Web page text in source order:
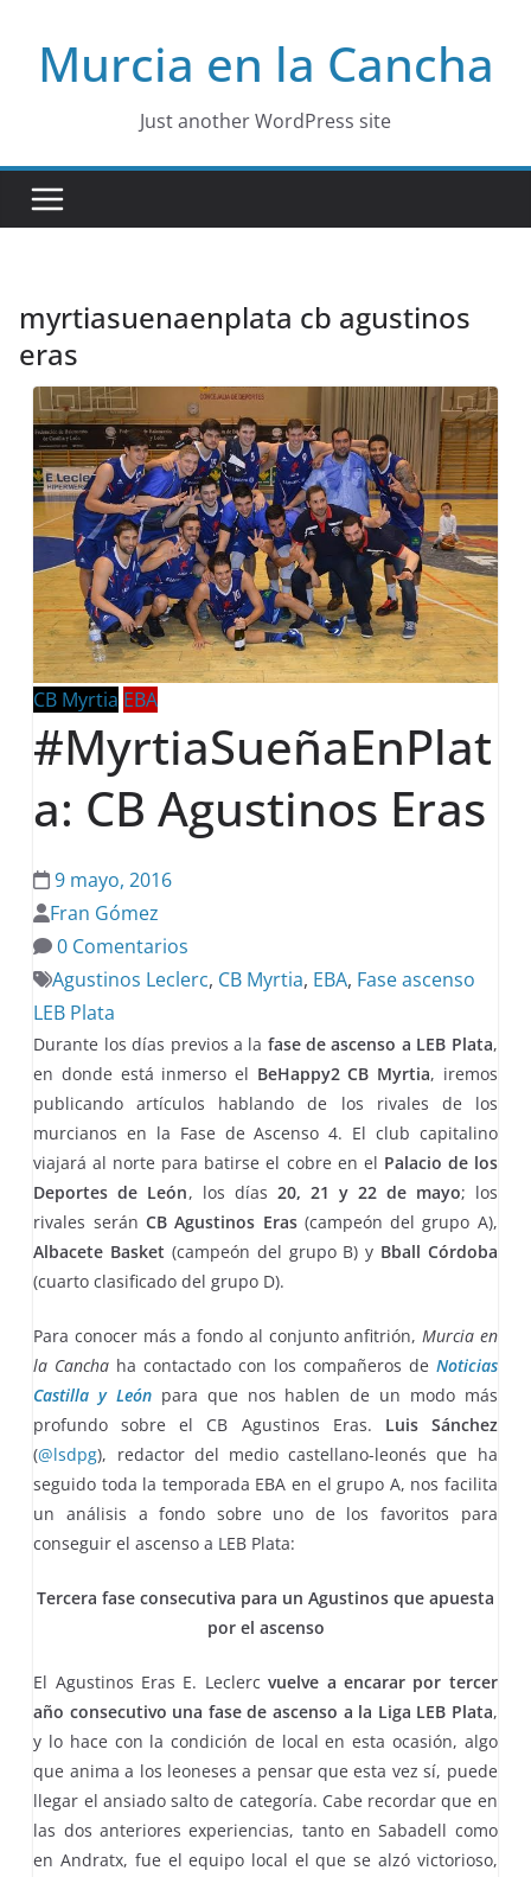
contentMurcia en la Cancha
Just another WordPress site
myrtiasuenaenplata cb agustinos
eras
CB Myrtia EBA
#MyrtiaSueñaEnPlat
a: CB Agustinos Eras
9 mayo, 2016
Fran Gómez
0 Comentarios
Agustinos Leclerc, CB Myrtia, EBA, Fase ascenso
LEB Plata
Durante los días previos a la fase de ascenso a LEB Plata,
en donde está inmerso el BeHappy2 CB Myrtia, iremos
publicando artículos hablando de los rivales de los
murcianos en la Fase de Ascenso 4. El club capitalino
viajará al norte para batirse el cobre en el Palacio de los
Deportes de León, los días 20, 21 y 22 de mayo; los
rivales serán CB Agustinos Eras(campeón del grupo A),
Albacete Basket (campeón del grupo B) y Bball Córdoba
(cuarto clasificado del grupo D).
Para conocer más a fondo al conjunto anfitrión, Murcia en
la Cancha ha contactado con los compañeros de Noticias
Castilla y León para que nos hablen de un modo más
profundo sobre el CB Agustinos Eras. Luis Sánchez
(@lsdpg), redactor del medio castellano-leonés que ha
seguido toda la temporada EBA en el grupo A, nos facilita
un análisis a fondo sobre uno de los favoritos para
conseguir el ascenso a LEB Plata:
Tercera fase consecutiva para un Agustinos que apuesta
por el ascenso
El Agustinos Eras E. Leclercvuelve a encarar por tercer
año consecutivo una fase de ascenso a la Liga LEB Plata,
y lo hace con la condición de local en esta ocasión, algo
que anima a los leoneses a pensar que esta vez sí, puede
llegar el ansiado salto de categoría. Cabe recordar que en
las dos anteriores experiencias, tanto en Sabadell como
en Andratx, fue el equipo local el que se alzó victorioso,